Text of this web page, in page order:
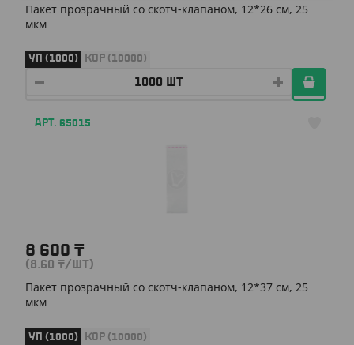
Пакет прозрачный со скотч-клапаном, 12*26 см, 25
мкм
УП (1000) КОР (10000)
АРТ. 65015
8 600 ₸
(8.60 ₸/ШТ)
Пакет прозрачный со скотч-клапаном, 12*37 см, 25
мкм
УП (1000) КОР (10000)